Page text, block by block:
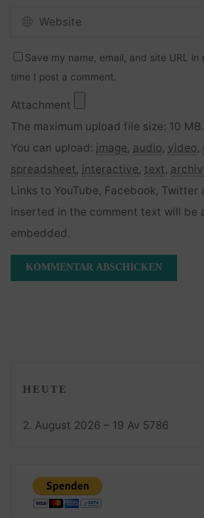
Save my name, email, and site URL
time I post a comment.
Attachment
The maximum upload file size: 10 MB.
You can upload: image, audio, video,
spreadsheet, interactive, text,
Links to YouTube, Facebook,
inserted in the comment text will be
embedded.
HEUTE
2. August 2026 – 19 Av 5786